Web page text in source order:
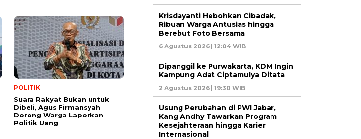
POLITIK
Suara Rakyat Bukan untuk
Dibeli, Agus Firmansyah
Dorong Warga Laporkan
Politik Uang
Krisdayanti Hebohkan Cibadak,
Ribuan Warga Antusias hingga
Berebut Foto Bersama
6 Agustus 2026 | 12:04 WIB
Dipanggil ke Purwakarta, KDM Ingin
Kampung Adat Ciptamulya Ditata
2 Agustus 2026 | 19:30 WIB
Usung Perubahan di PWI Jabar,
Kang Andhy Tawarkan Program
Kesejahteraan hingga Karier
Internasional